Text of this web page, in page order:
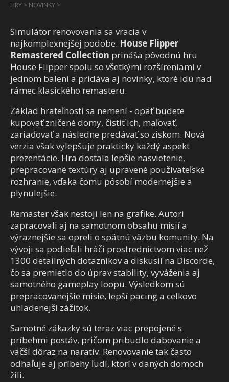
HRY > NOVINKY >
Simulátor renovovania sa vracia v
najkomplexnejšej podobe. House Flipper
Remastered Collection prináša pôvodnú hru
House Flipperspolu so všetkými rozšíreniami v
jednom balení a pridáva aj novinky, ktoré idú nad
rámec klasického remasteru.
Základ hrateľnosti sa nemení - opäť budete
kupovať zničené domy, čistiť ich, maľovať,
zariaďovať a následne predávať so ziskom. Nová
verzia však vylepšuje prakticky každý aspekt
prezentácie. Hra dostala lepšie nasvietenie,
prepracované textúry aj upravené používateľské
rozhranie, vďaka čomu pôsobí modernejšie a
plynulejšie.
Remaster však nestojí len na grafike. Autori
zapracovali aj na samotnom obsahu misií a
výraznejšie sa opreli o spätnú väzbu komunity. Na
vývoji sa podieľali hráči prostredníctvom viac než
1300 detailných dotazníkov a diskusií na Discorde,
čo sa premietlo do úprav stability, vyváženia aj
samotného gameplay loopu. Výsledkom sú
prepracovanejšie misie, lepší pacing a celkovo
uhladenejší zážitok.
Samotné zákazky sú teraz viac prepojené s
príbehmi postáv, pričom pribudlo dabovanie a
väčší dôraz na naratív. Renovovanie tak často
odhaľuje aj príbehy ľudí, ktorí v daných domoch
žili.